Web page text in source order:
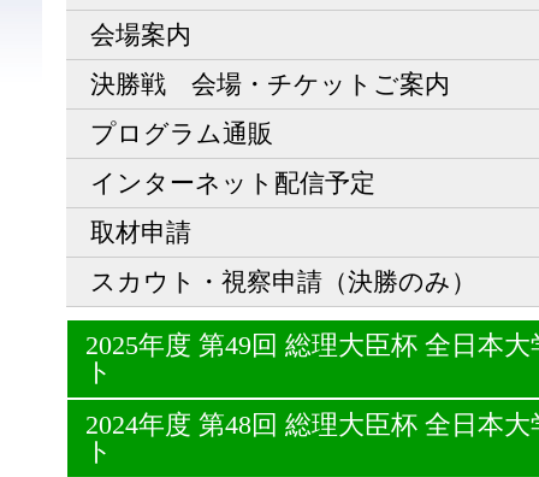
会場案内
決勝戦 会場・チケットご案内
プログラム通販
インターネット配信予定
取材申請
スカウト・視察申請（決勝のみ）
2025年度 第49回 総理大臣杯 全日本
ト
2024年度 第48回 総理大臣杯 全日本
ト